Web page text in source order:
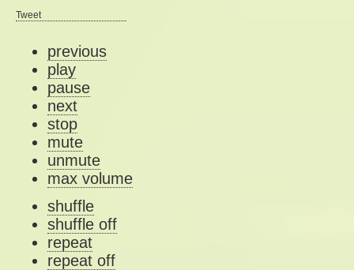
Tweet
previous
play
pause
next
stop
mute
unmute
max volume
shuffle
shuffle off
repeat
repeat off